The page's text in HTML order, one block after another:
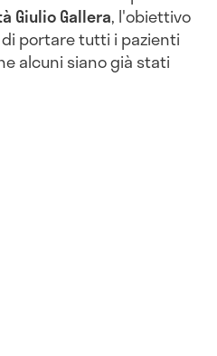
Giulio Gallera, l'obiettivo
portare tutti i pazienti
alcuni siano già stati